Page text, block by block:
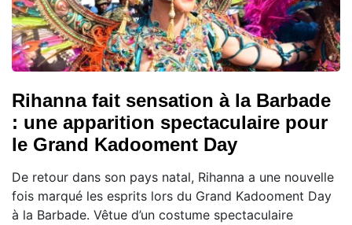
Rihanna fait sensation à la Barbade
: une apparition spectaculaire pour
le Grand Kadooment Day
De retour dans son pays natal, Rihanna a une nouvelle
fois marqué les esprits lors du Grand Kadooment Day
à la Barbade. Vêtue d’un costume spectaculaire